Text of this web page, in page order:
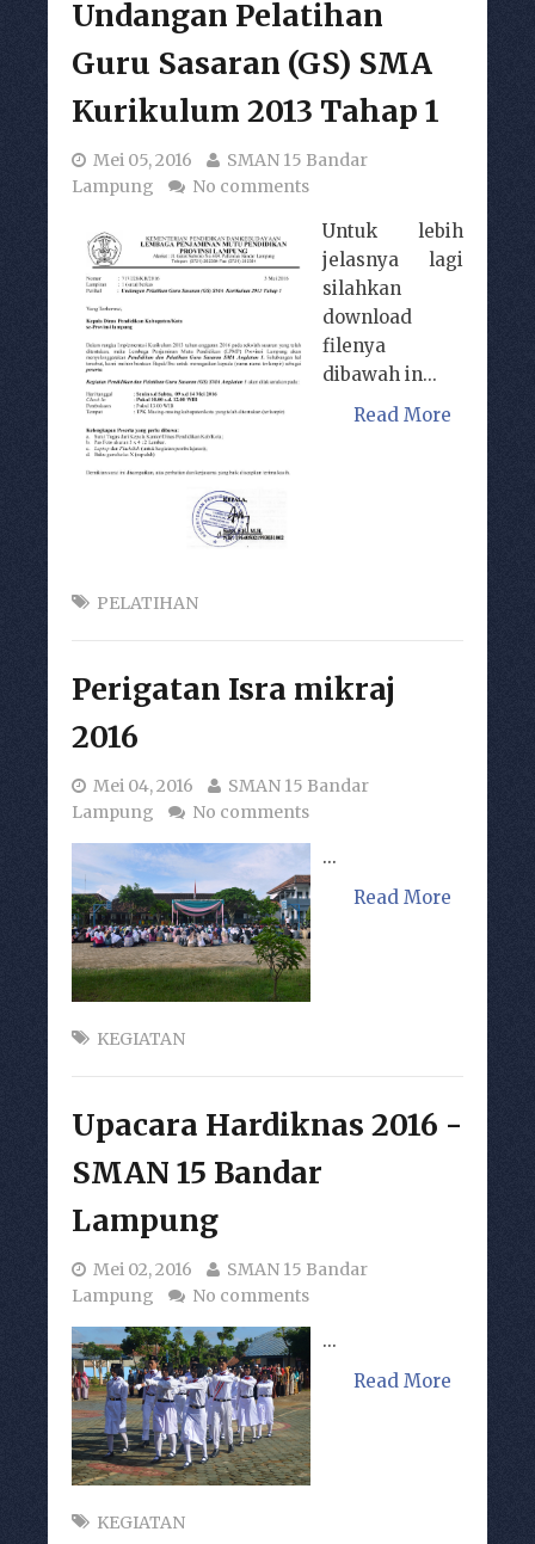
Undangan Pelatihan
Guru Sasaran (GS) SMA
Kurikulum 2013 Tahap 1
Mei 05, 2016
SMAN 15 Bandar
Lampung
No comments
Untuk lebih
jelasnya lagi
silahkan
download
filenya
dibawah in...
Read More
PELATIHAN
Perigatan Isra mikraj
2016
Mei 04, 2016
SMAN 15 Bandar
Lampung
No comments
...
Read More
KEGIATAN
Upacara Hardiknas 2016 -
SMAN 15 Bandar
Lampung
Mei 02, 2016
SMAN 15 Bandar
Lampung
No comments
...
Read More
KEGIATAN